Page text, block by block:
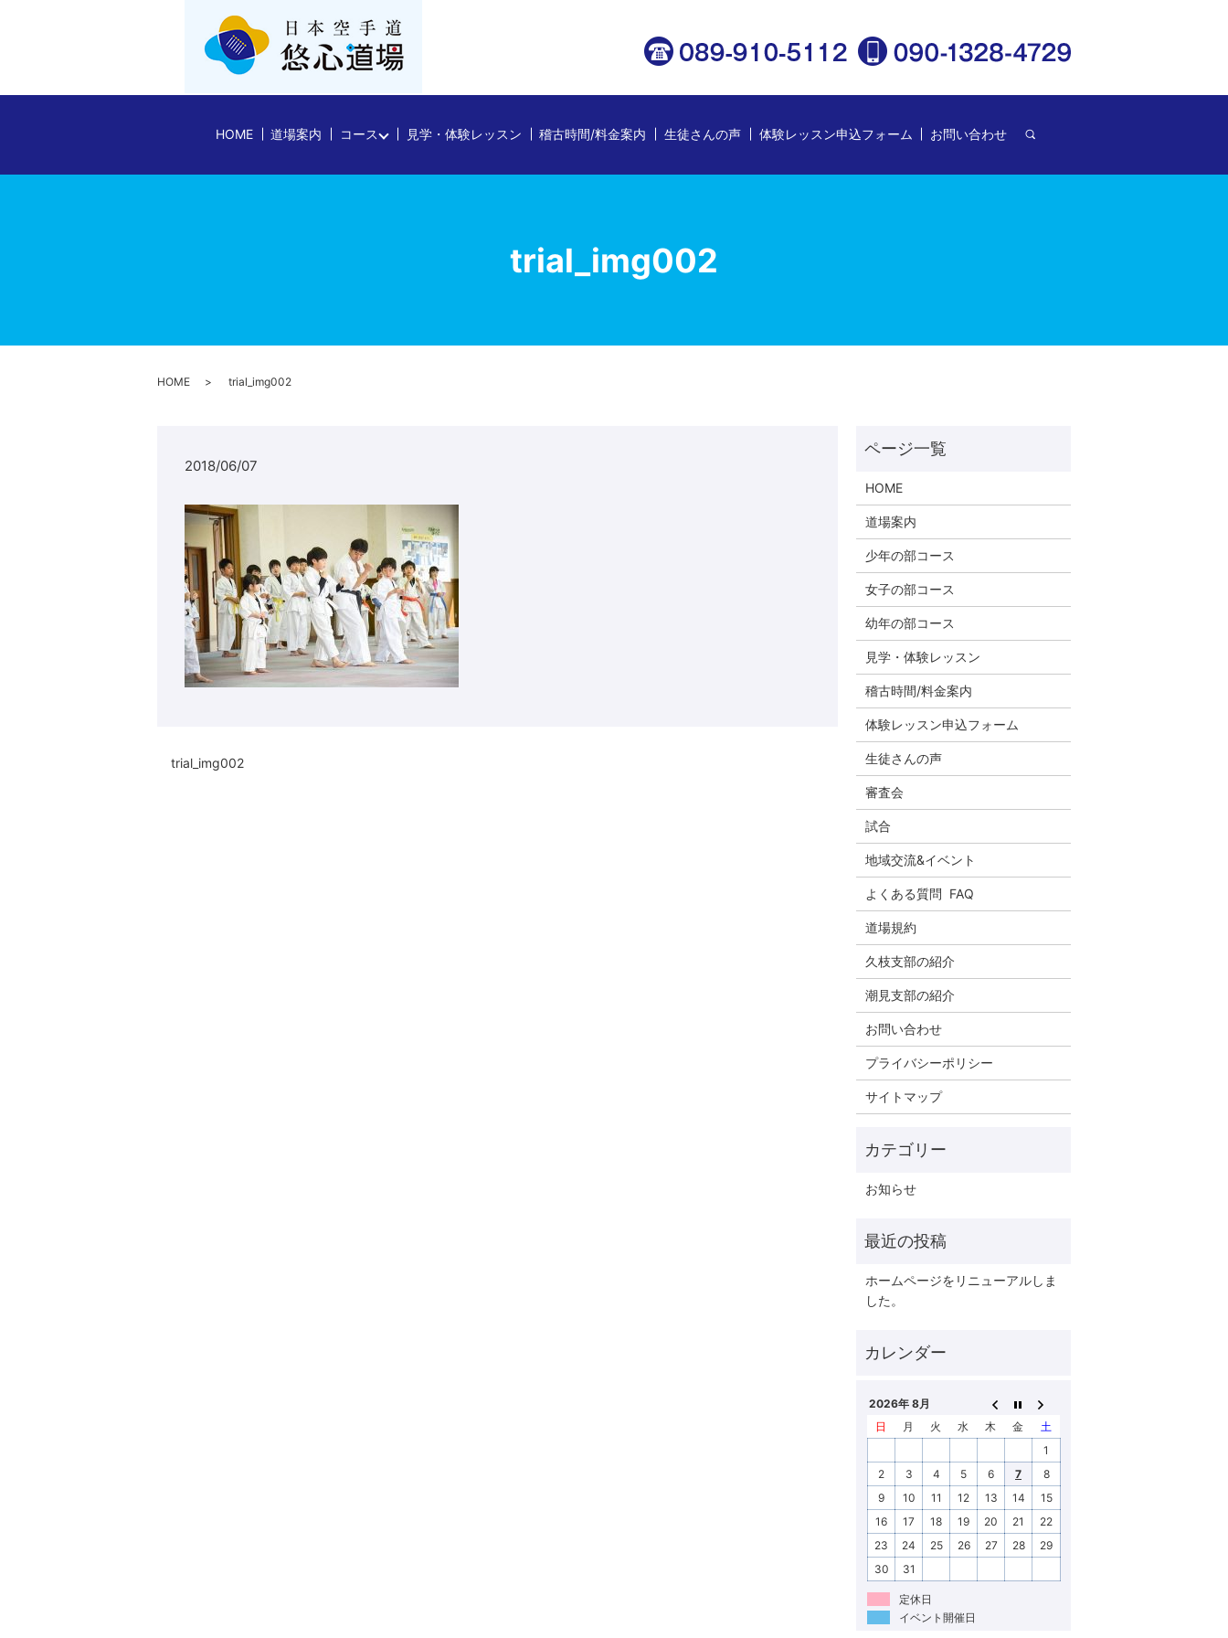
HOME 道場案内 コース 見学・体験レッスン 稽古時間/料金案内 生徒さんの声 体験レッスン申込フォーム お問い合わせ search
trial_img002
HOME trial_img002
2018/06/07
trial_img002
HOME
道場案内
少年の部コース
女子の部コース
幼年の部コース
見学・体験レッスン
稽古時間/料金案内
体験レッスン申込フォーム
生徒さんの声
審査会
試合
地域交流&イベント
よくある質問 FAQ
道場規約
久枝支部の紹介
潮見支部の紹介
お問い合わせ
プライバシーポリシー
サイトマップ
お知らせ
ホームページをリニューアルしま
した。
2026年 8月
日
月 火 水 木 金
土
1
2
3 4 5 6 7
8
9
10 11 12 13 14
15
16
17 18 19 20 21
22
23
24 25 26 27 28
29
30
31
定休日
イベント開催日